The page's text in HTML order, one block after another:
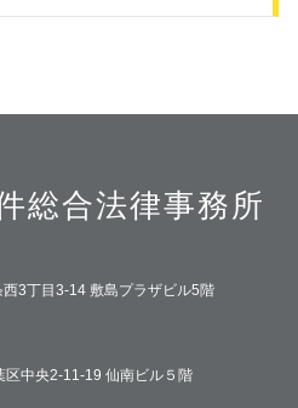
総合法律事務所
3丁目3-14 敷島プラザビル5階
中央2-11-19 仙南ビル５階